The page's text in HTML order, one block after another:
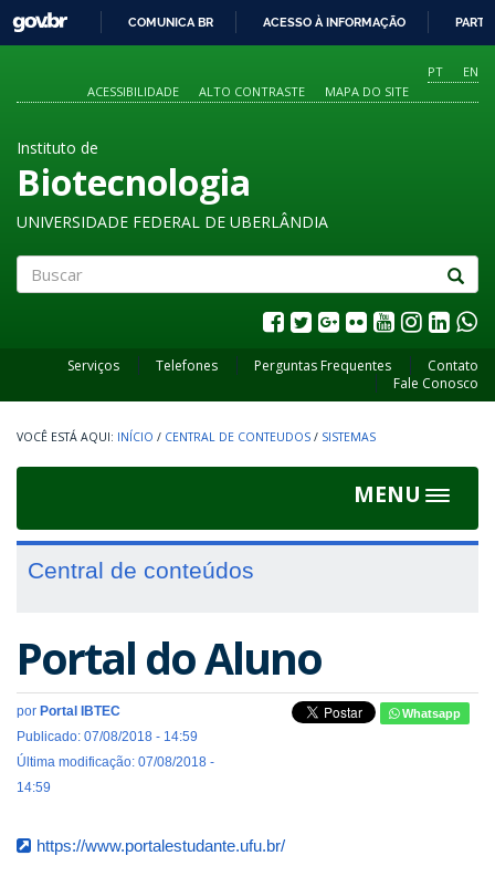
O
CONTEÚDO
GOVBR
COMUNICA BR ACESSO À INFORMAÇÃO
PT
EN
ACESSIBILIDADE
ALTO CONTRASTE MAPA DO SITE
Instituto de
Biotecnologia
UNIVERSIDADE FEDERAL DE UBERLÂNDIA
Serviços Telefones Perguntas Frequentes
Contato
Fale Conosco
INÍCIO / CENTRAL DE CONTEUDOS / SISTEMAS
MENU
Toggle
Central de conteúdos
Portal do Aluno
por Portal IBTEC
Publicado: 07/08/2018 - 14:59
Última modificação: 07/08/2018 -
14:59
Whatsapp
https://www.portalestudante.ufu.br/